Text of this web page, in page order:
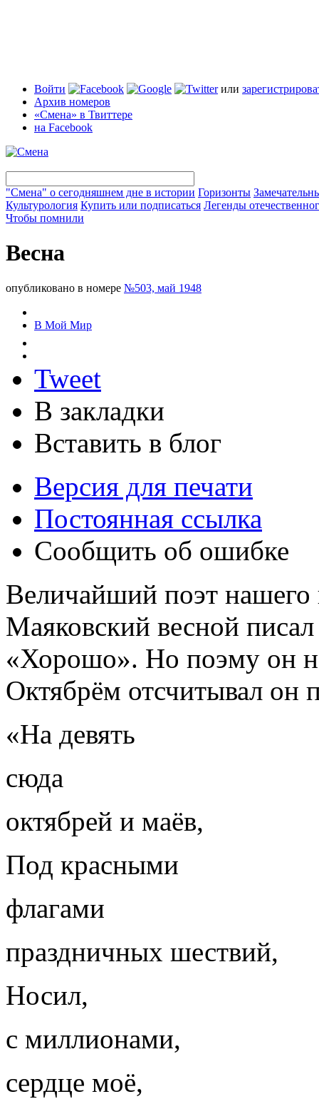
Войти или
Архив номеров
«Смена» в Твиттере
на Facebook
"Смена" о сегодняшнем дне в истории Горизонты
Культурология Купить или подписаться Легенды
Чтобы помнили
Весна
опубликовано в номере №503, май 1948
В Мой Мир
Tweet
В закладки
Вставить в блог
Версия для печати
Постоянная ссылка
Сообщить об ошибке
Величайший поэт
Маяковский весной
«Хорошо». Но поэму он
Октябрём отсчитывал
«На девять
сюда
октябрей и маёв,
Под красными
флагами
праздничных шествий,
Носил,
с миллионами,
сердце моё,